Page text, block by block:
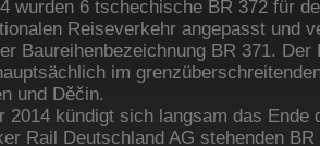
wurden 6 tschechische BR 372 für
Reiseverkehr angepasst und
Baureihenbezeichnung BR 371.
im
und Děčin.
2014 kündigt sich langsam das Ende
Rail Deutschland AG stehenden